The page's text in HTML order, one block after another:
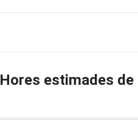
Hores estimades